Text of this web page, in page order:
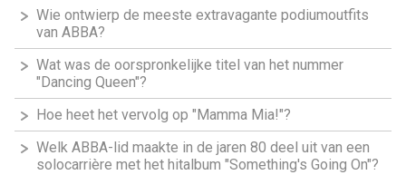
Wie ontwierp de meeste extravagante podiumoutfits
van ABBA?
Wat was de oorspronkelijke titel van het nummer
"Dancing Queen"?
Hoe heet het vervolg op "Mamma Mia!"?
Welk ABBA-lid maakte in de jaren 80 deel uit van een
solocarrière met het hitalbum "Something's Going On"?